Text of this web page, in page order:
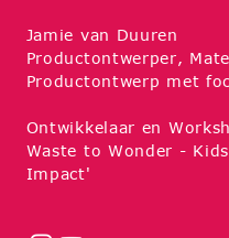
Jamie van Duuren
Productontwerper,
Productontwerp met
Ontwikkelaar en
Waste to Wonder -
Impact'